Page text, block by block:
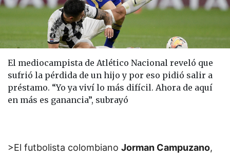
El mediocampista de Atlético Nacional reveló que
sufrió la pérdida de un hijo y por eso pidió salir a
préstamo. “Yo ya viví lo más difícil. Ahora de aquí
en más es ganancia”, subrayó
>El futbolista colombiano Jorman Campuzano,